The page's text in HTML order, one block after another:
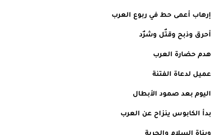
إرهاب أعمى حط في ربوع العرب
أحرق وذبح وقتٌل وشرٌد
هدم حضارة العرب
عميل لدعاة الفتنة
اليوم بعد صمود الأبطال
بدأ الكابوس ينزاح عن العرب